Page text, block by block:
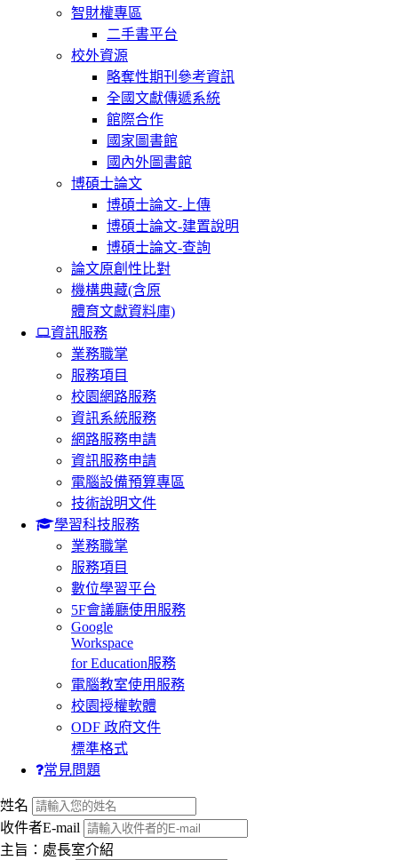
智財權專區
二手書平台
校外資源
略奪性期刊參考資訊
全國文獻傳遞系統
館際合作
國家圖書館
國內外圖書館
博碩士論文
博碩士論文-上傳
博碩士論文-建置說明
博碩士論文-查詢
論文原創性比對
機構典藏(含原
體育文獻資料庫)
資訊服務
業務職掌
服務項目
校園網路服務
資訊系統服務
網路服務申請
資訊服務申請
電腦設備預算專區
技術說明文件
學習科技服務
業務職掌
服務項目
數位學習平台
5F會議廳使用服務
Google
Workspace
for Education服務
電腦教室使用服務
校園授權軟體
ODF 政府文件
標準格式
常見問題
:::
姓名
收件者E-mail
主旨：處長室介紹